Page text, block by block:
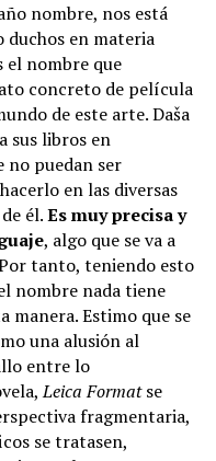
nombre, nos está
duchos en materia
el nombre que
concreto de película
de este arte. Daša
sus libros en
no puedan ser
en las diversas
él.Es muy precisa y
, algo que se va a
tanto, teniendo esto
nombre nada tiene
manera. Estimo que se
una alusión al
entre lo
Leica Formatse
fragmentaria,
se tratasen,